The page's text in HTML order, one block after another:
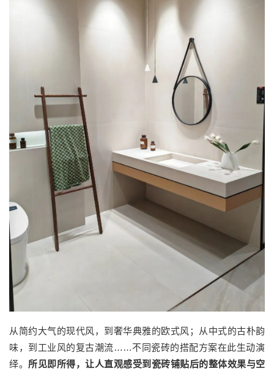
从简约大气的现代风，到奢华典雅的欧式风；从中式的古朴韵
味，到工业风的复古潮流……不同瓷砖的搭配方案在此生动演
绎。 所见即所得，让人直观感受到瓷砖铺贴后的整体效果与空